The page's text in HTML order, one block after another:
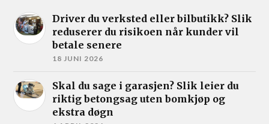
Driver du verksted eller bilbutikk? Slik
reduserer du risikoen når kunder vil
betale senere
18 JUNI 2026
Skal du sage i garasjen? Slik leier du
riktig betongsag uten bomkjøp og
ekstra døgn